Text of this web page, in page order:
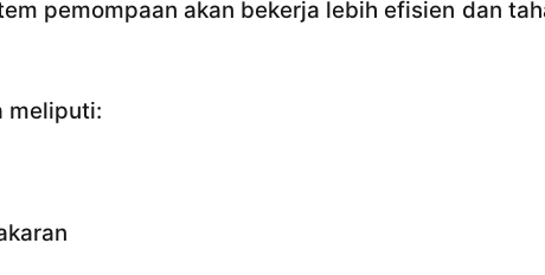
pemompaan akan bekerja lebih efisien dan
meliputi: